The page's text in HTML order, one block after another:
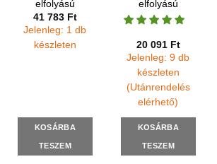
elfolyású
41 783 Ft
Jelenleg: 1 db
készleten
KOSÁRBA
TESZEM
elfolyású
20 091 Ft
Jelenleg: 9 db
készleten
(Utánrendelés
elérhető)
KOSÁRBA
TESZEM